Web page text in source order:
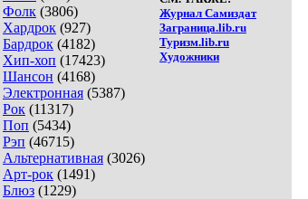
Фолк (3806)
Хардрок (927)
Бардрок (4182)
Хип-хоп (17423)
Шансон (4168)
Электронная (5387)
Рок (11317)
Поп (5434)
Рэп (46715)
Альтернативная (3026)
Арт-рок (1491)
Блюз (1229)
Журнал Самиздат
Заграница.lib.ru
Туризм.lib.ru
Художники